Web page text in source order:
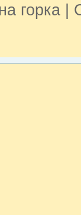
горка |